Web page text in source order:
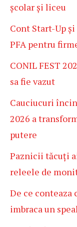
școlar și liceu
Cont Start-Up
PFA pentru
CONIL FEST
sa fie vazut
Cauciucuri
2026 a
putere
Paznicii tăcuți
releele de
De ce conteaza
imbraca un